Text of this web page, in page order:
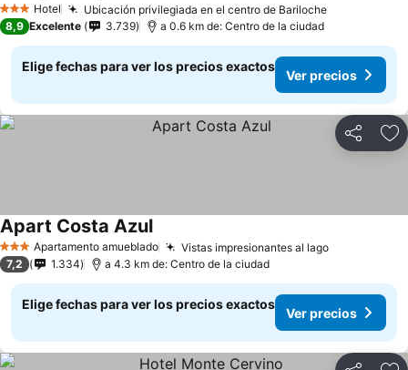
3 Estrellas
Hotel Ubicación privilegiada en el centro de BarilocheVer precios
8,9 Excelente 3.739 a 0.6 km de: Centro de la ciudad
Elige fechas para ver los precios exactos
Ver precios
Compartir
3 EstrellasApartamento amueblado Vistas impresionantes al lagoVer precios
Apart Costa AzulVer precios
7,2 1.334 a 4.3 km de: Centro de la ciudad
Elige fechas para ver los precios exactos
Ver precios